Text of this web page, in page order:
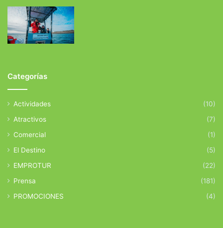
Categorías
Actividades
(10)
Atractivos
(7)
Comercial
(1)
El Destino
(5)
EMPROTUR
(22)
Prensa
(181)
PROMOCIONES
(4)